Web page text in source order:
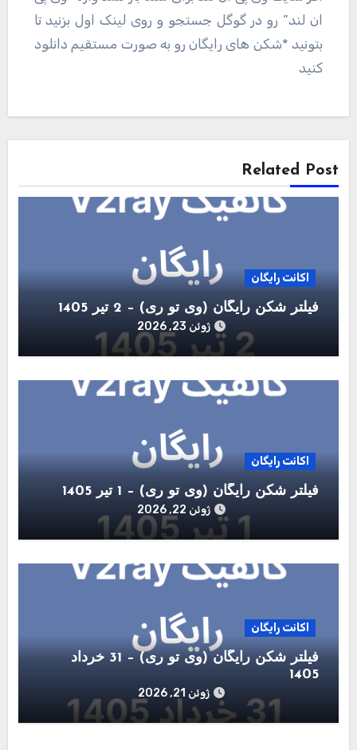
ان لند” رو در گوگل جستجو و روی لینک اول بزنید تا
بتونید *شکن های رایگان رو به صورت مستقیم دانلود
کنید
راهبری
Related Post
اکانت رایگان
فیلتر شکن رایگان (وی تو ری) – 2 تیر 1405
ژوئن 23, 2026
اکانت رایگان
فیلتر شکن رایگان (وی تو ری) – 1 تیر 1405
ژوئن 22, 2026
اکانت رایگان
فیلتر شکن رایگان (وی تو ری) – 31 خرداد
1405
ژوئن 21, 2026